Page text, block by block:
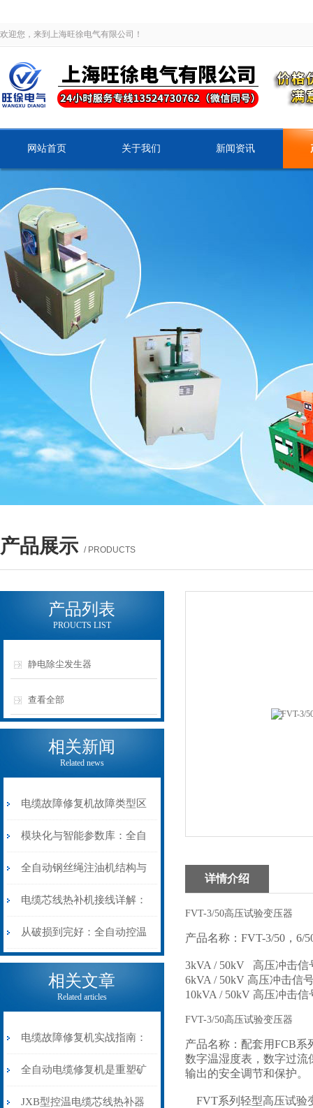
欢迎您，来到上海旺徐电气有限公司！
网站首页 关于我们 新闻资讯
产品展示 / PRODUCTS
产品列表
PROUCTS LIST
静电除尘发生器
查看全部
相关新闻
Related news
电缆故障修复机故障类型区
分指南：从“绝缘电
阻”到“波形特征”的精准诊
断逻辑
模块化与智能参数库：全自
动电缆修复机的快速换型逻
辑
全自动钢丝绳注油机结构与
工作原理：揭秘高效润滑的
机械密码
电缆芯线热补机接线详解：
从入门到精通
从破损到完好：全自动控温
电缆热补机的核心价值
相关文章
Related articles
电缆故障修复机实战指南：
从“盲测”到“精确定点”的三
步作业法
全自动电缆修复机是重塑矿
山电力动脉的“智能外科医
JXB型控温电缆芯线热补器
详情介绍
FVT-3/50高压试验变压器
产品名称：FVT-3/50，6/
3kVA / 50kV 高压冲击信
6kVA / 50kV 高压冲击信
10kVA / 50kV 高压冲击
FVT-3/50高压试验变压器
产品名称：配套用FCB系
数字温湿度表，数字过流
输出的安全调节和保护。
FVT系列轻型高压试验